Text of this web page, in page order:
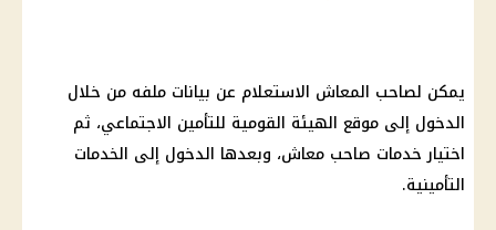
يمكن لصاحب المعاش الاستعلام عن بيانات ملفه من خلال
الدخول إلى موقع الهيئة القومية للتأمين الاجتماعي، ثم
اختيار خدمات صاحب معاش، وبعدها الدخول إلى الخدمات
التأمينية.